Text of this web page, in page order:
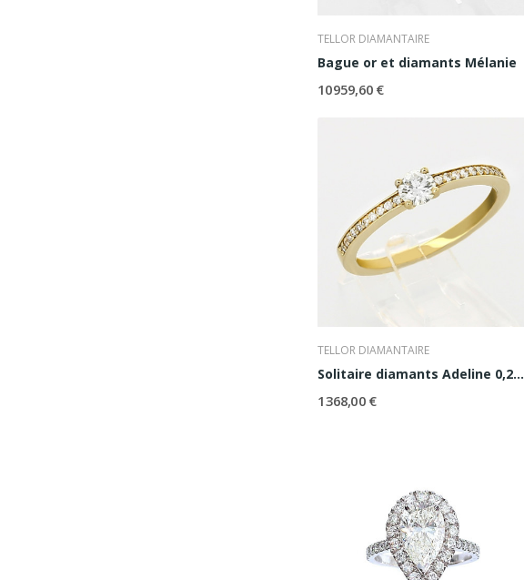
TELLOR DIAMANTAIRE
Bague or et diamants Mélanie
10 959,60 €
TELLOR DIAMANTAIRE
Solitaire diamants Adeline 0,20 ct
1 368,00 €